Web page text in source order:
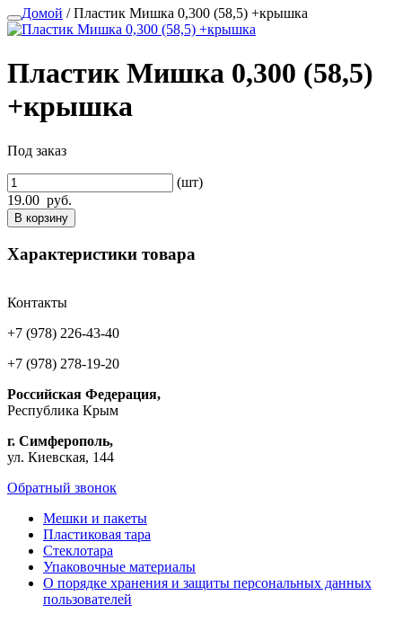
Домой / Пластик Мишка 0,300 (58,5) +крышка
Пластик Мишка 0,300 (58,5)
+крышка
Под заказ
(шт)
19.00 руб.
В корзину
Характеристики товара
Контакты
+7 (978) 226-43-40
+7 (978) 278-19-20
Российская Федерация,
Республика Крым
г. Симферополь,
ул. Киевская, 144
Обратный звонок
Мешки и пакеты
Пластиковая тара
Стеклотара
Упаковочные материалы
О порядке хранения и защиты персональных данных
пользователей